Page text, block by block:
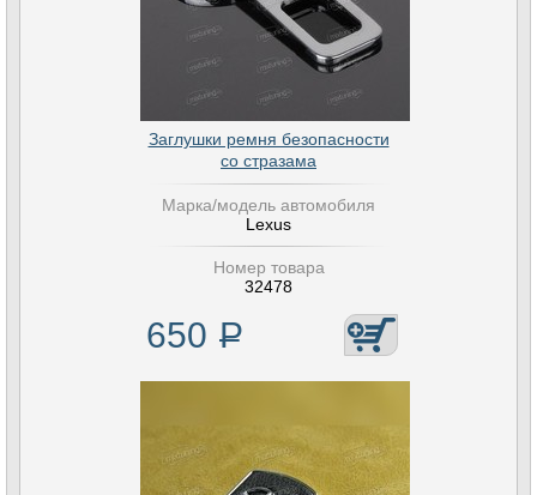
Заглушки ремня безопасности
со стразама
Марка/модель автомобиля
Lexus
Номер товара
32478
650 Р